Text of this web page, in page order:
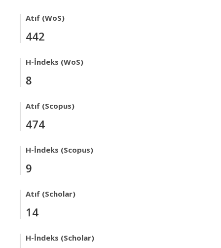
Atıf (WoS)
442
H-İndeks (WoS)
8
Atıf (Scopus)
474
H-İndeks (Scopus)
9
Atıf (Scholar)
14
H-İndeks (Scholar)